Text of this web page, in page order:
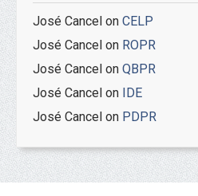
José Cancel on CELP
José Cancel on ROPR
José Cancel on QBPR
José Cancel on IDE
José Cancel on PDPR